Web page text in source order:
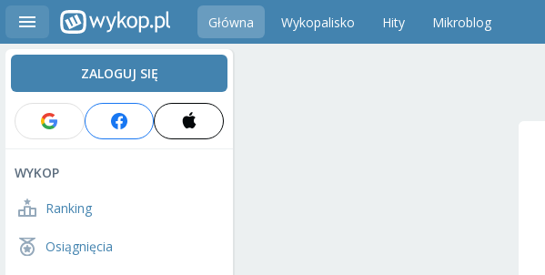
Główna Wykopalisko Hity Mikroblog
ZALOGUJ SIĘ
WYKOP
Ranking
Osiągnięcia